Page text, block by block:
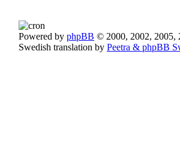
Powered by phpBB © 2000, 2002, 2005,
Swedish translation by Peetra & phpBB